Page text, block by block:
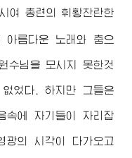
여 총련의 휘황찬란한
아름다운 노래와 춤으
수님 을 모시지 못한것
었다. 하지만 그들은
속에 자기들이 자리잡
광의 시각이 다가오고